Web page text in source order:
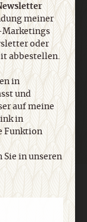
anmelden
meiner
Marketings
oder
abbestellen.
in
und
auf meine
in
Funktion
in unseren